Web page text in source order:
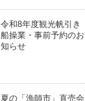
令和8年度観光帆引き
船操業・事前予約のお
知らせ
夏の「漁師市」直売会